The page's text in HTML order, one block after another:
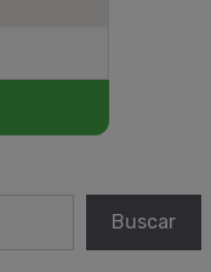
Buscar